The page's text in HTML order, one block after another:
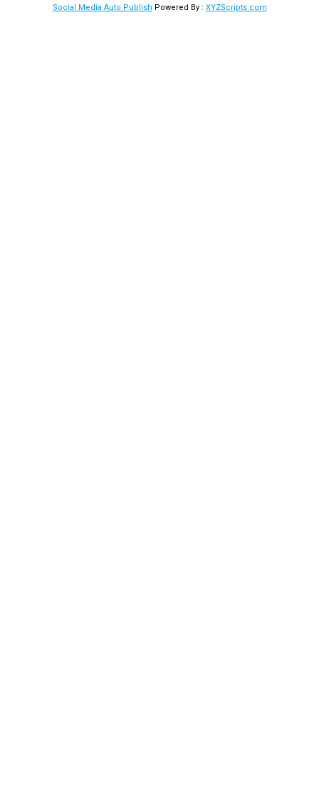
Social Media Auto Publish Powered By : XYZScripts.com